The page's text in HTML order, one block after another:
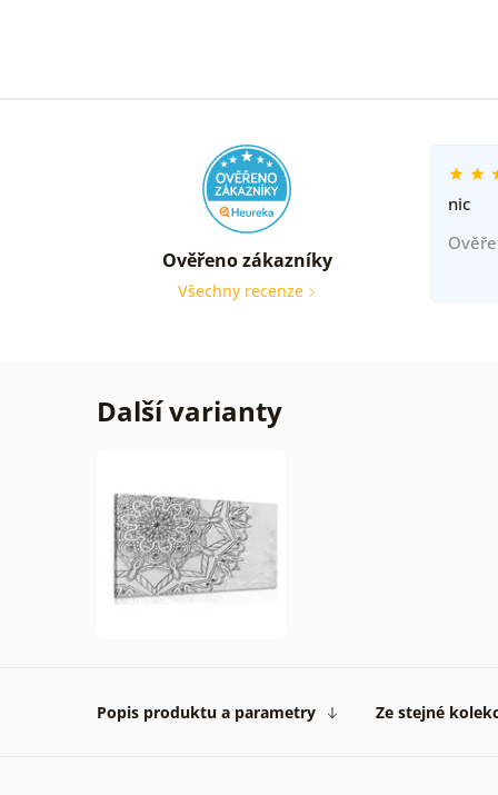
Ověřeno zákazníky
Všechny recenze
nic
Další varianty
Popis produktu a parametry Ze stejné